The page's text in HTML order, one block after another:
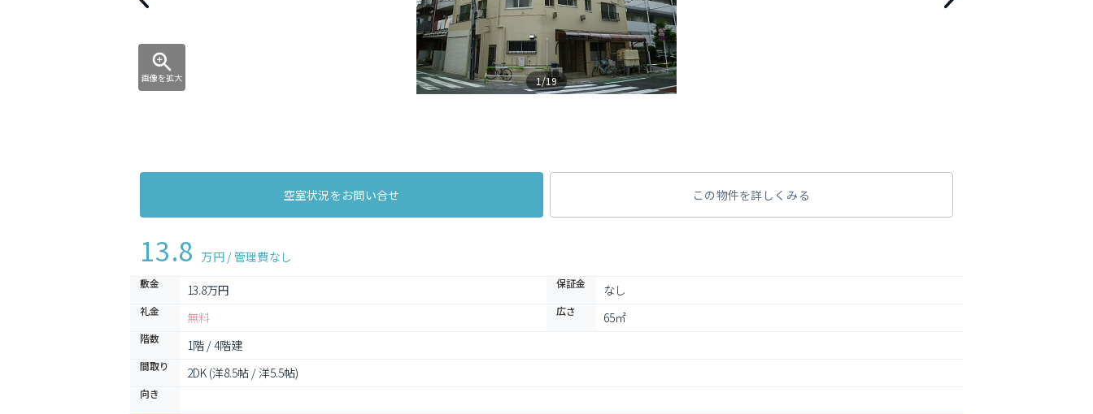
画像を拡大 1/19
空室状況をお問い合せ この物件を詳しくみる
13.8 万円 / 管理費なし
敷金 13.8万円 保証金 なし
礼金 無料 広さ 65㎡
階数 1階 / 4階建
間取り 2DK (洋8.5帖 / 洋5.5帖)
向き